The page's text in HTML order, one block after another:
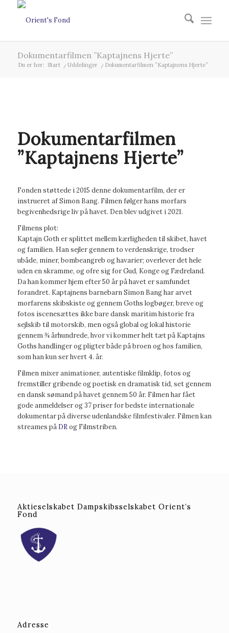
Dokumentarfilmen ”Kaptajnens Hjerte”
Du er her: Start / Uddelinger / Dokumentarfilmen ”Kaptajnens Hjerte”
Dokumentarfilmen
”Kaptajnens Hjerte”
Fonden støttede i 2015 denne dokumentarfilm, der er
instrueret af Simon Bang. Filmen følger hans morfars
begivenhedsrige liv på havet. Den blev udgivet i 2021.
Filmens plot:
Kaptajn Goth er splittet mellem kærligheden til skibet, havet
og familien. Han sejler gennem to verdenskrige, trodser
ubåde, miner, bombeangreb og havarier; overlever det hele
uden en skramme, og ofre sig for Gud, Konge og Fædreland.
Da han kommer hjem efter 50 år på havet er samfundet
forandret. Kaptajnens barnebarn Simon Bang har arvet
morfarens skibskiste og gennem Goths logbøger, breve og
fotos iscenesættes ikke bare dansk maritim historie fra
sejlskib til motorskib, men også global og lokal historie
gennem ¾ århundrede, hvor vi kommer helt tæt på Kaptajns
Goths handlinger og pligter både på broen og hos familien,
som han kun ser hvert 4. år.
Filmen mixer animationer, autentiske filmklip, fotos og
fremstiller gribende og poetisk en dramatisk tid, set gennem
en dansk sømand på havet gennem 50 år. Filmen har fået
gode anmeldelser og 37 priser for bedste internationale
dokumentar på diverse udenlandske filmfestivaler. Filmen kan
streames på DRog Filmstriben.
Aktieselskabet Dampskibsselskabet Orient’s
Fond
Adresse